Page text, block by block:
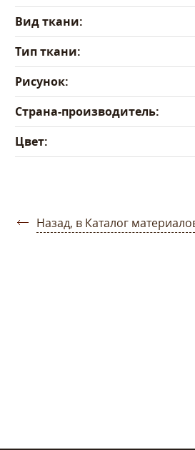
Вид ткани:
Тип ткани:
Рисунок:
Страна-производитель:
Цвет:
Назад, в Каталог